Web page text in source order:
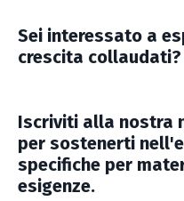
Sei interessato a
crescita collaudati?
Iscriviti alla nostra
per sostenerti
specifiche per
esigenze.